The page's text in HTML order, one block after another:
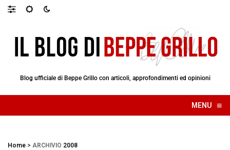
Blog ufficiale di Beppe Grillo con articoli, approfondimenti ed opinioni
MENU ≡
☰
Home > ARCHIVIO 2008